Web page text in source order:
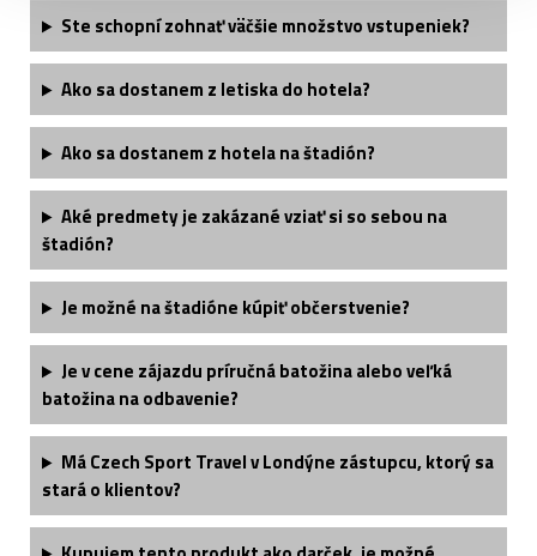
Ste schopní zohnať väčšie množstvo vstupeniek?
Ako sa dostanem z letiska do hotela?
Ako sa dostanem z hotela na štadión?
Aké predmety je zakázané vziať si so sebou na
štadión?
Je možné na štadióne kúpiť občerstvenie?
Je v cene zájazdu príručná batožina alebo veľká
batožina na odbavenie?
Má Czech Sport Travel v Londýne zástupcu, ktorý sa
stará o klientov?